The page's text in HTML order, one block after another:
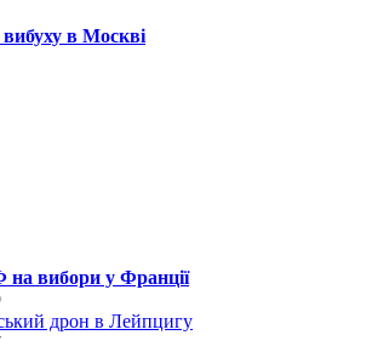
вибуху в Москві
на вибори у Франції
дрон в Лейпцигу